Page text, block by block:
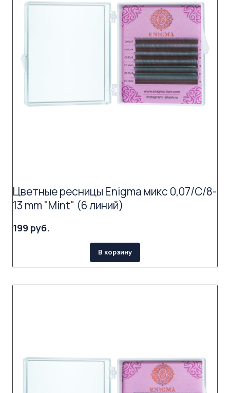
Цветные ресницы Enigma микс 0,07/C/8-
13 mm "Mint" (6 линий)
199 руб.
В корзину